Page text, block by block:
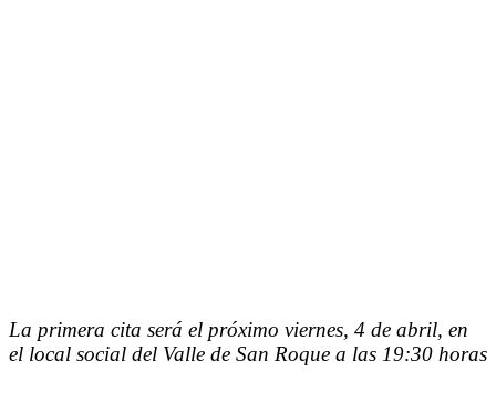
La primera cita será el próximo viernes, 4 de abril, en
el local social del Valle de San Roque a las 19:30 horas